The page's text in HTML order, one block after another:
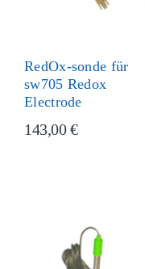
RedOx-sonde für
sw705 Redox
Electrode
143,00 €